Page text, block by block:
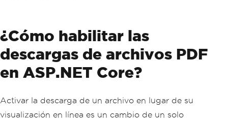
¿Cómo habilitar las
descargas de archivos PDF
en ASP.NET Core?
Activar la descarga de un archivo en lugar de su
visualización en línea es un cambio de un solo